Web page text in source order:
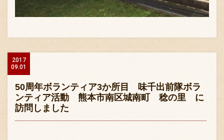
2017
09.01
50周年ボランティア3か所目 味千出前隊ボラ
ンティア活動 熊本市南区城南町 稔の里 に
訪問しました